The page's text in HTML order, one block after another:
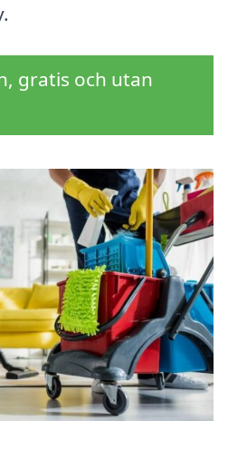
gratis och utan